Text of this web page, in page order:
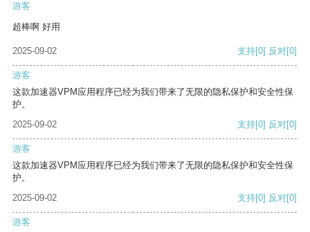
游客
超棒啊 好用
2025-09-02 支持[0] 反对[0]
游客
这款加速器VPM应用程序已经为我们带来了无限的隐私保护和安全性保
护。
2025-09-02
支持[0] 反对[0]
游客
这款加速器VPM应用程序已经为我们带来了无限的隐私保护和安全性保
护。
2025-09-02
支持[0] 反对[0]
游客